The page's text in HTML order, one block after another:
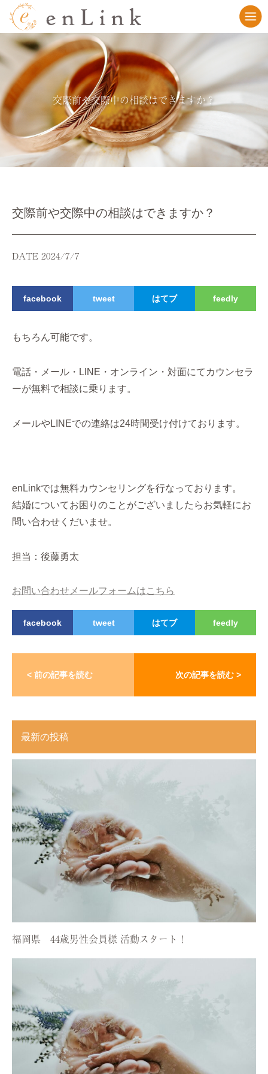
交際前や交際中の相談はできますか？
交際前や交際中の相談はできますか？
DATE 2024/7/7
facebook tweet はてブ feedly
もちろん可能です。
電話・メール・LINE・オンライン・対面にてカウンセラ
ーが無料で相談に乗ります。
メールやLINEでの連絡は24時間受け付けております。
enLinkでは無料カウンセリングを行なっております。
結婚についてお困りのことがございましたらお気軽にお
問い合わせくだいませ。
担当：後藤勇太
お問い合わせメールフォームはこちら
facebook tweet はてブ feedly
< 前の記事を読む 次の記事を読む >
最新の投稿
福岡県 44歳男性会員様 活動スタート！